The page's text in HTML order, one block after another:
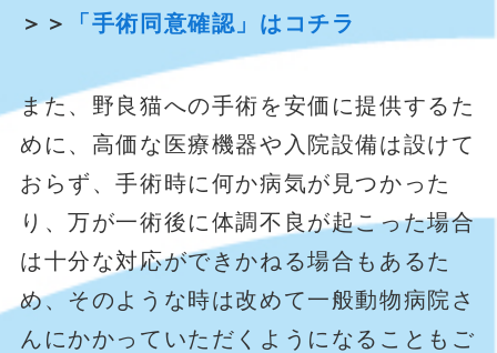
＞＞ 「手術同意確認」はコチラ
また、野良猫への手術を安価に提供するた
めに、高価な医療機器や入院設備は設けて
おらず、手術時に何か病気が見つかった
り、万が一術後に体調不良が起こった場合
は十分な対応ができかねる場合もあるた
め、そのような時は改めて一般動物病院さ
んにかかっていただくようになることもご